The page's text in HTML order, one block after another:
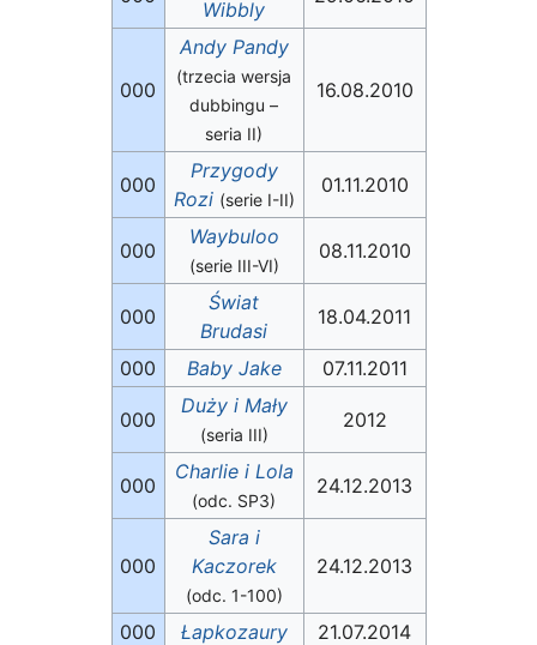
Wibbly
000
Andy Pandy
(trzecia wersja
dubbingu –
seria II)
16.08.2010
000
Przygody
Rozi (serie I-II)
01.11.2010
000
Waybuloo
(serie III-VI)
08.11.2010
000
Świat
Brudasi
18.04.2011
000 Baby Jake 07.11.2011
000
Duży i Mały
(seria III)
2012
000
Charlie i Lola
(odc. SP3)
24.12.2013
000
Sara i
Kaczorek
(odc. 1-100)
24.12.2013
000 Łapkozaury 21.07.2014